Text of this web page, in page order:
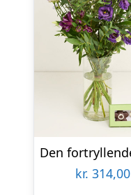
kr. 314,00